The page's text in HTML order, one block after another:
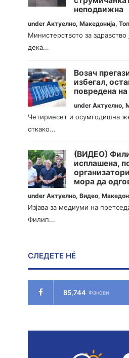
неподвижна
underАктуелно,Македонија,
Министерството за здравство
дека...
Возач
избегал,
повредена
underАктуелно,
Четириесет и осумгодишна
откако...
(ВИДЕО)
исплашена,
мора да
underАктуелно,Видео,
Изјава за медиуми на
Филип...
СЛЕДЕТЕ НÉ
85,744 Фанови